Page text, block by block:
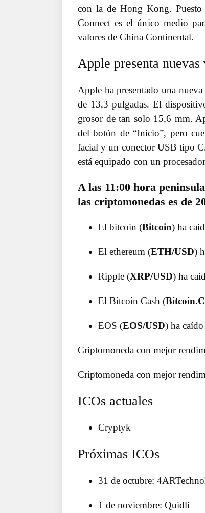
con la de Hong Kong. Puesto
Connect es el único medio
valores de China Continental.
Apple presenta
Apple ha presentado una
de 13,3 pulgadas. El
grosor de tan solo 15,6 mm.
del botón de “Inicio”, pero
facial y un conector USB tipo
está equipado con un
A las 11:00 hora
las criptomonedas es de
El bitcoin (Bitcoin) ha
El ethereum (ETH/USD)
Ripple (XRP/USD) ha
El Bitcoin Cash (
EOS (EOS/USD) ha
Criptomoneda con mejor
Criptomoneda con mejor
ICOs actuales
Cryptyk
Próximas ICOs
31 de octubre:
1 de noviembre: Quidli